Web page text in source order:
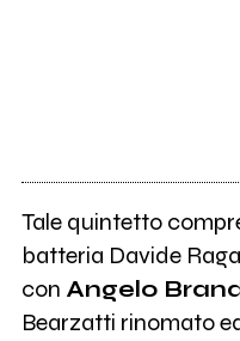
Tale quintetto
batteria Davide
con Angelo
Bearzatti rinomato